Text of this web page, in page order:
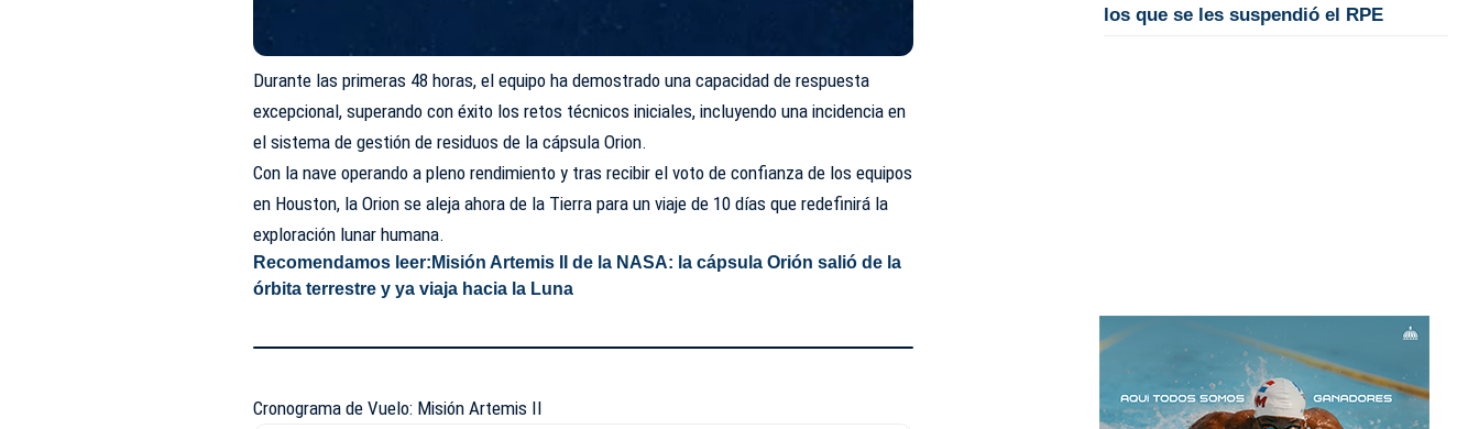
Durante las primeras 48 horas, el equipo ha demostrado una capacidad de respuesta
excepcional, superando con éxito los retos técnicos iniciales, incluyendo una incidencia en
el sistema de gestión de residuos de la cápsula Orion.
Con la nave operando a pleno rendimiento y tras recibir el voto de confianza de los equipos
en Houston, la Orion se aleja ahora de la Tierra para un viaje de 10 días que redefinirá la
exploración lunar humana.
Recomendamos leer: Misión Artemis II de la NASA: la cápsula Orión salió de la
órbita terrestre y ya viaja hacia la Luna
Cronograma de Vuelo: Misión Artemis II
los que se les suspendió el RPE